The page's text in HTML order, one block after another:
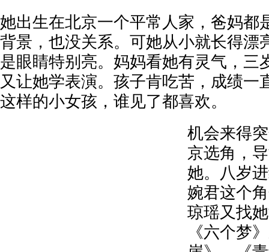
她出生在北京一个平常人家，爸妈都
背景，也没关系。可她从小就长得漂
是眼睛特别亮。妈妈看她有灵气，三
又让她学表演。孩子肯吃苦，成绩一
这样的小女孩，谁见了都喜欢。
机会来得
京选角，
她。八岁
婉君这个
琼瑶又找
《六个梦